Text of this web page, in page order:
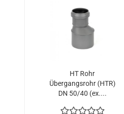
HT Rohr
Übergangsrohr (HTR)
DN 50/40 (ex....